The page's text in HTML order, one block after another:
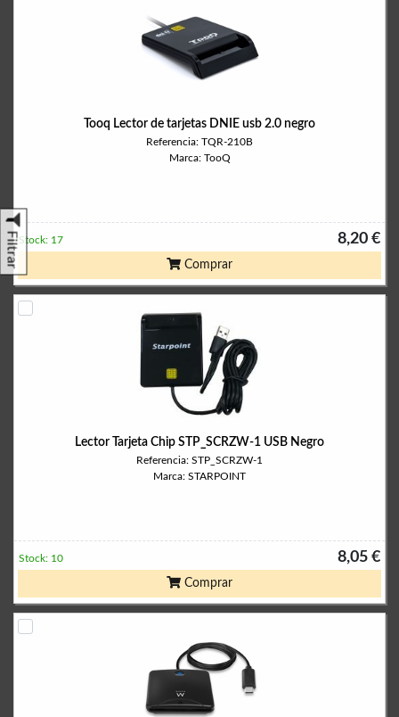
Filtrar
Tooq Lector de tarjetas DNIE usb 2.0 negro
Referencia: TQR-210B
Marca: TooQ
8,20 €
Stock: 17
Comprar
Lector Tarjeta Chip STP_SCRZW-1 USB Negro
Referencia: STP_SCRZW-1
Marca: STARPOINT
8,05 €
Stock: 10
Comprar